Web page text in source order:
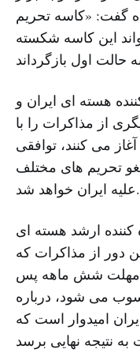
گفت: «کاسه تحریم
این کاسه شکسته
هسته ای ایران و
دیگری از مذاکرات را با
می کنند، توافقی
تحریم های مختلف
علیه ایران خواهد شد.
ارشد هسته ای
و گروه ۱+۵ در این دور از مذاکرات که
مهلت شش ماهه پس
می شود، درباره
امیدوار است که